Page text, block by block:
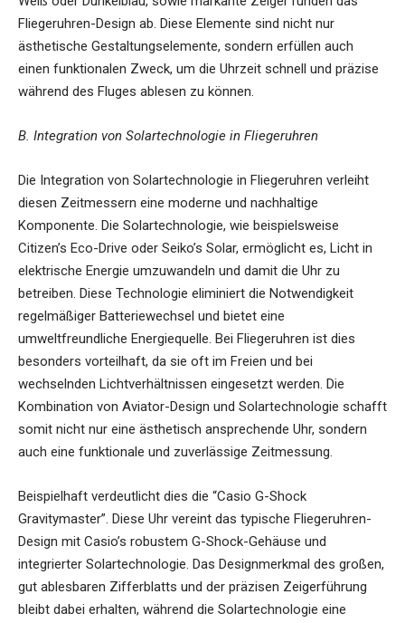
Fliegeruhren-Design ab. Diese Elemente sind nicht nur
ästhetische Gestaltungselemente, sondern erfüllen auch
einen funktionalen Zweck, um die Uhrzeit schnell und präzise
während des Fluges ablesen zu können.
B. Integration von Solartechnologie in Fliegeruhren
Die Integration von Solartechnologie in Fliegeruhren verleiht
diesen Zeitmessern eine moderne und nachhaltige
Komponente. Die Solartechnologie, wie beispielsweise
Citizen’s Eco-Drive oder Seiko’s Solar, ermöglicht es, Licht in
elektrische Energie umzuwandeln und damit die Uhr zu
betreiben. Diese Technologie eliminiert die Notwendigkeit
regelmäßiger Batteriewechsel und bietet eine
umweltfreundliche Energiequelle. Bei Fliegeruhren ist dies
besonders vorteilhaft, da sie oft im Freien und bei
wechselnden Lichtverhältnissen eingesetzt werden. Die
Kombination von Aviator-Design und Solartechnologie schafft
somit nicht nur eine ästhetisch ansprechende Uhr, sondern
auch eine funktionale und zuverlässige Zeitmessung.
Beispielhaft verdeutlicht dies die “Casio G-Shock
Gravitymaster”. Diese Uhr vereint das typische Fliegeruhren-
Design mit Casio’s robustem G-Shock-Gehäuse und
integrierter Solartechnologie. Das Designmerkmal des großen,
gut ablesbaren Zifferblatts und der präzisen Zeigerführung
bleibt dabei erhalten, während die Solartechnologie eine